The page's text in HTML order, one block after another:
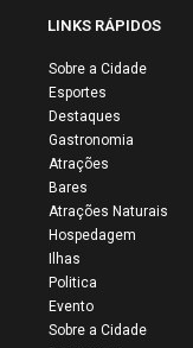
LINKS RÁPIDOS
Sobre a Cidade
Esportes
Destaques
Gastronomia
Atrações
Bares
Atrações Naturais
Hospedagem
Ilhas
Politica
Evento
Sobre a Cidade